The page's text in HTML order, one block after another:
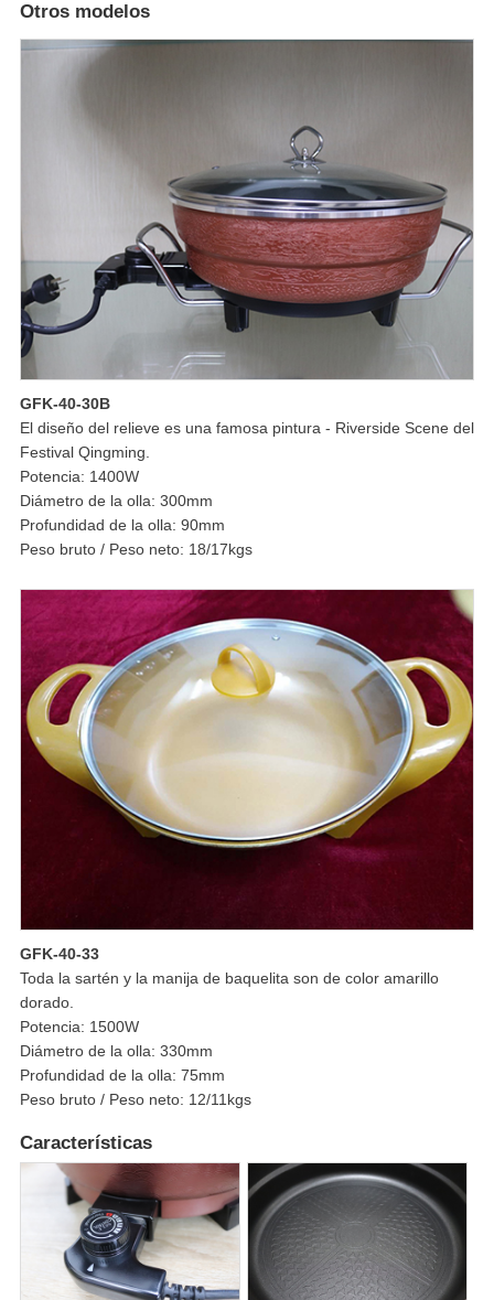
Otros modelos
GFK-40-30B
El diseño del relieve es una famosa pintura - Riverside Scene del
Festival Qingming.
Potencia: 1400W
Diámetro de la olla: 300mm
Profundidad de la olla: 90mm
Peso bruto / Peso neto: 18/17kgs
GFK-40-33
Toda la sartén y la manija de baquelita son de color amarillo
dorado.
Potencia: 1500W
Diámetro de la olla: 330mm
Profundidad de la olla: 75mm
Peso bruto / Peso neto: 12/11kgs
Características